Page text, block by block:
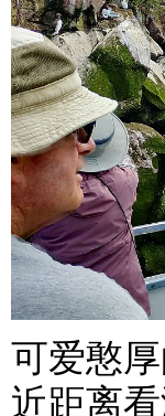
可爱憨
近距离